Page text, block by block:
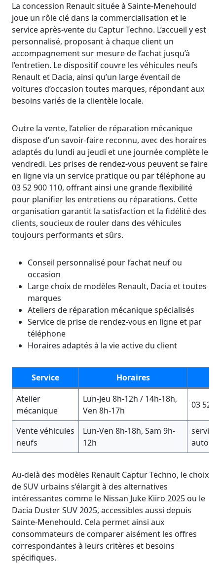
La concession Renault située à Sainte-Menehould
joue un rôle clé dans la commercialisation et le
service après-vente du Captur Techno. L’accueil y est
personnalisé, proposant à chaque client un
accompagnement sur mesure de l’achat jusqu’à
l’entretien. Le dispositif couvre les véhicules neufs
Renault et Dacia, ainsi qu’un large éventail de
voitures d’occasion toutes marques, répondant aux
besoins variés de la clientèle locale.
Outre la vente, l’atelier de réparation mécanique
dispose d’un savoir-faire reconnu, avec des horaires
adaptés du lundi au jeudi et une journée complète le
vendredi. Les prises de rendez-vous peuvent se faire
en ligne via un service pratique ou par téléphone au
03 52 900 110, offrant ainsi une grande flexibilité
pour planifier les entretiens ou réparations. Cette
organisation garantit la satisfaction et la fidélité des
clients, soucieux de rouler dans des véhicules
toujours performants et sûrs.
Conseil personnalisé pour l’achat neuf ou
occasion
Large choix de modèles Renault, Dacia et toutes
marques
Ateliers de réparation mécanique spécialisés
Service de prise de rendez-vous en ligne et par
téléphone
Horaires adaptés à la vie active du client
Service
Horaires
Atelier
mécanique
Lun-Jeu 8h-12h / 14h-18h,
Ven 8h-17h
03 52
Vente véhicules
neufs
Lun-Ven 8h-18h, Sam 9h-
12h
Au-delà des modèles Renault Captur Techno, le choix
de SUV urbains s’élargit à des alternatives
intéressantes comme le Nissan Juke Kiiro 2025 ou le
Dacia Duster SUV 2025, accessibles aussi depuis
Sainte-Menehould. Cela permet ainsi aux
consommateurs de comparer aisément les offres
correspondantes à leurs critères et besoins
spécifiques.